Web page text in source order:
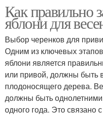
Как правильно
яблони для
Выбор черенков для
Одним из ключевых
яблони является
или привой, должны быть
плодоносящего дерева.
должны быть
одного года. Это связано